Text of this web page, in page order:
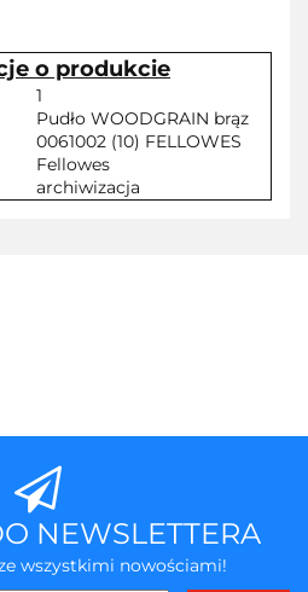
o produkcie
1
Pudło WOODGRAIN brąz
0061002 (10) FELLOWES
Fellowes
archiwizacja
NEWSLETTERA
wszystkimi nowościami!